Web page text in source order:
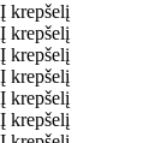
Į krepšelį
Į krepšelį
Į krepšelį
Į krepšelį
Į krepšelį
Į krepšelį